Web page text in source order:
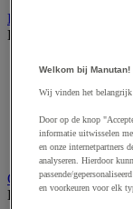
Elektrische
Bekijk de hele
Accessoires
Elektrische
Elektrische
Verlengsnoer,
Gereedschap
Bekijk de hele
Welkom bij Manutan!
Wij vinden het belangrijk
Door op de knop
informatie uitwisselen
en onze internetpartners
analyseren. Hierdoor
passende/
en voorkeuren voor elk